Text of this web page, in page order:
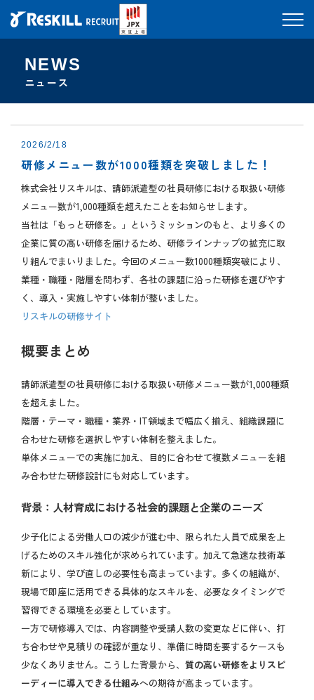
中途採用
NEWS
ニュース
2026/2/18
研修メニュー数が1000種類を突破しました！
株式会社リスキルは、講師派遣型の社員研修における取扱い研修
メニュー数が1,000種類を超えたことをお知らせします。
当社は「もっと研修を。」というミッションのもと、より多くの
企業に質の高い研修を届けるため、研修ラインナップの拡充に取
り組んでまいりました。今回のメニュー数1000種類突破により、
業種・職種・階層を問わず、各社の課題に沿った研修を選びやす
く、導入・実施しやすい体制が整いました。
リスキルの研修サイト
概要まとめ
講師派遣型の社員研修における取扱い研修メニュー数が1,000種類
を超えました。
階層・テーマ・職種・業界・IT領域まで幅広く揃え、組織課題に
合わせた研修を選択しやすい体制を整えました。
単体メニューでの実施に加え、目的に合わせて複数メニューを組
み合わせた研修設計にも対応しています。
背景：人材育成における社会的課題と企業のニーズ
少子化による労働人口の減少が進む中、限られた人員で成果を上
げるためのスキル強化が求められています。加えて急速な技術革
新により、学び直しの必要性も高まっています。多くの組織が、
現場で即座に活用できる具体的なスキルを、必要なタイミングで
習得できる環境を必要としています。
一方で研修導入では、内容調整や受講人数の変更などに伴い、打
ち合わせや見積りの確認が重なり、準備に時間を要するケースも
少なくありません。こうした背景から、 質の高い研修をよりスピ
ーディーに導入できる仕組みへの期待が高まっています。